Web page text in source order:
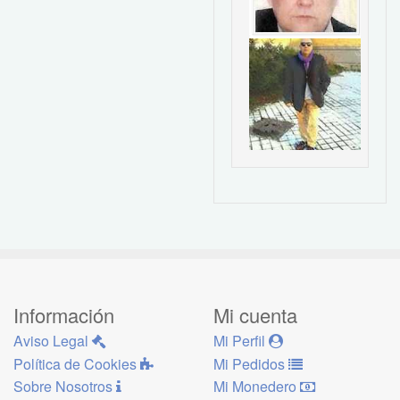
Información
Aviso Legal
Política de Cookies
Sobre Nosotros
Mi cuenta
Mi Perfil
Mi Pedidos
Mi Monedero